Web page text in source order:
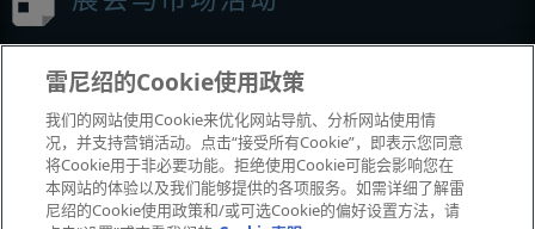
雷尼绍的Cookie使用政策
我们的网站使用Cookie来优化网站导航、分析网站使用情
况，并支持营销活动。点击“接受所有Cookie”，即表示您同意
将Cookie用于非必要功能。拒绝使用Cookie可能会影响您在
本网站的体验以及我们能够提供的各项服务。如需详细了解雷
尼绍的Cookie使用政策和/或可选Cookie的偏好设置方法，请